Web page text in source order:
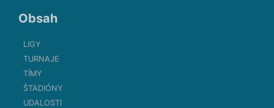
Obsah
LIGY
TURNAJE
TÍMY
ŠTADIÓNY
UDALOSTI